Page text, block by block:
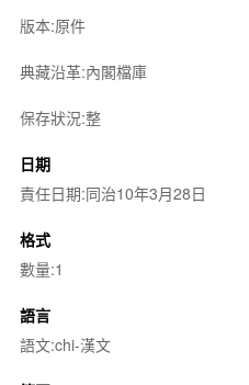
版本:原件
典藏沿革:內閣檔庫
保存狀況:整
日期
責任日期:同治10年3月28日
格式
數量:1
語言
語文:chi-漢文